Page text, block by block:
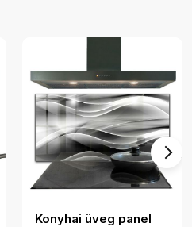
Konyhai üveg panel